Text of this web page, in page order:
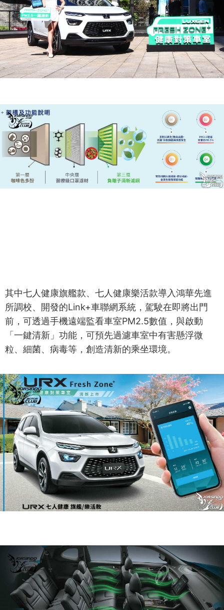
其中七人健康旗艦款、七人健康樂活款導入鴻華先進
所調校、開發的Link+車聯網系統，駕駛在即將出門
前，可透過手機遠端監看車室PM2.5數值，與啟動
「一鍵清新」功能，可預先過濾車室中有害懸浮微
粒、細菌、病毒等，創造清新的乘坐環境。